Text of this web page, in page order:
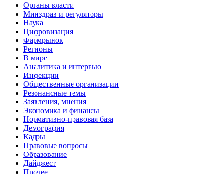
Органы власти
Минздрав и регуляторы
Наука
Цифровизация
Фармрынок
Регионы
В мире
Аналитика и интервью
Инфекции
Общественные организации
Резонансные темы
Заявления, мнения
Экономика и финансы
Нормативно-правовая база
Демография
Кадры
Правовые вопросы
Образование
Дайджест
Прочее